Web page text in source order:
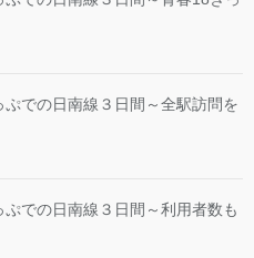
での日南線３日間～全駅訪問を
での日南線３日間～利用者数も